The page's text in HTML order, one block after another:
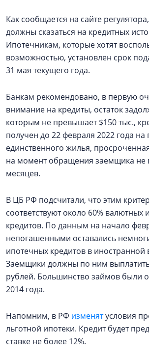
Как сообщается на сайте
должны сказаться на кредитных
Ипотечникам, которые хотят
возможностью, установлен срок
31 мая текущего года.
Банкам рекомендовано, в первую
внимание на кредиты, остаток
которым не превышает $150 тыс.,
получен до 22 февраля 2022 года на
единственного жилья,
на момент обращения заемщика не
месяцев.
В ЦБ РФ подсчитали, что этим
соответствуют около 60% валютных
кредитов. По данным на начало
непогашенными оставались
ипотечных кредитов в иностранной
Заемщики должны по ним
рублей. Большинство займов были
2014 года.
Напомним, в РФ изменятусловия
льготной ипотеки. Кредит будет
ставке не более 12%.